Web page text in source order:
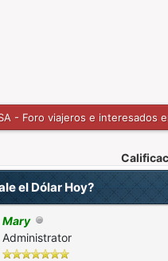
- Foro viajeros e interesados
el Dólar Hoy?
Mary
Administrator